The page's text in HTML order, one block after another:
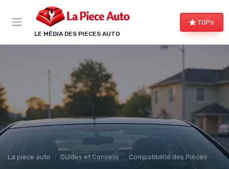
LE MÉDIA DES PIECES AUTO
TOPs
La piece auto Guides et Conseils Compatibilité des Pièces
Panneau de gestion des cookies